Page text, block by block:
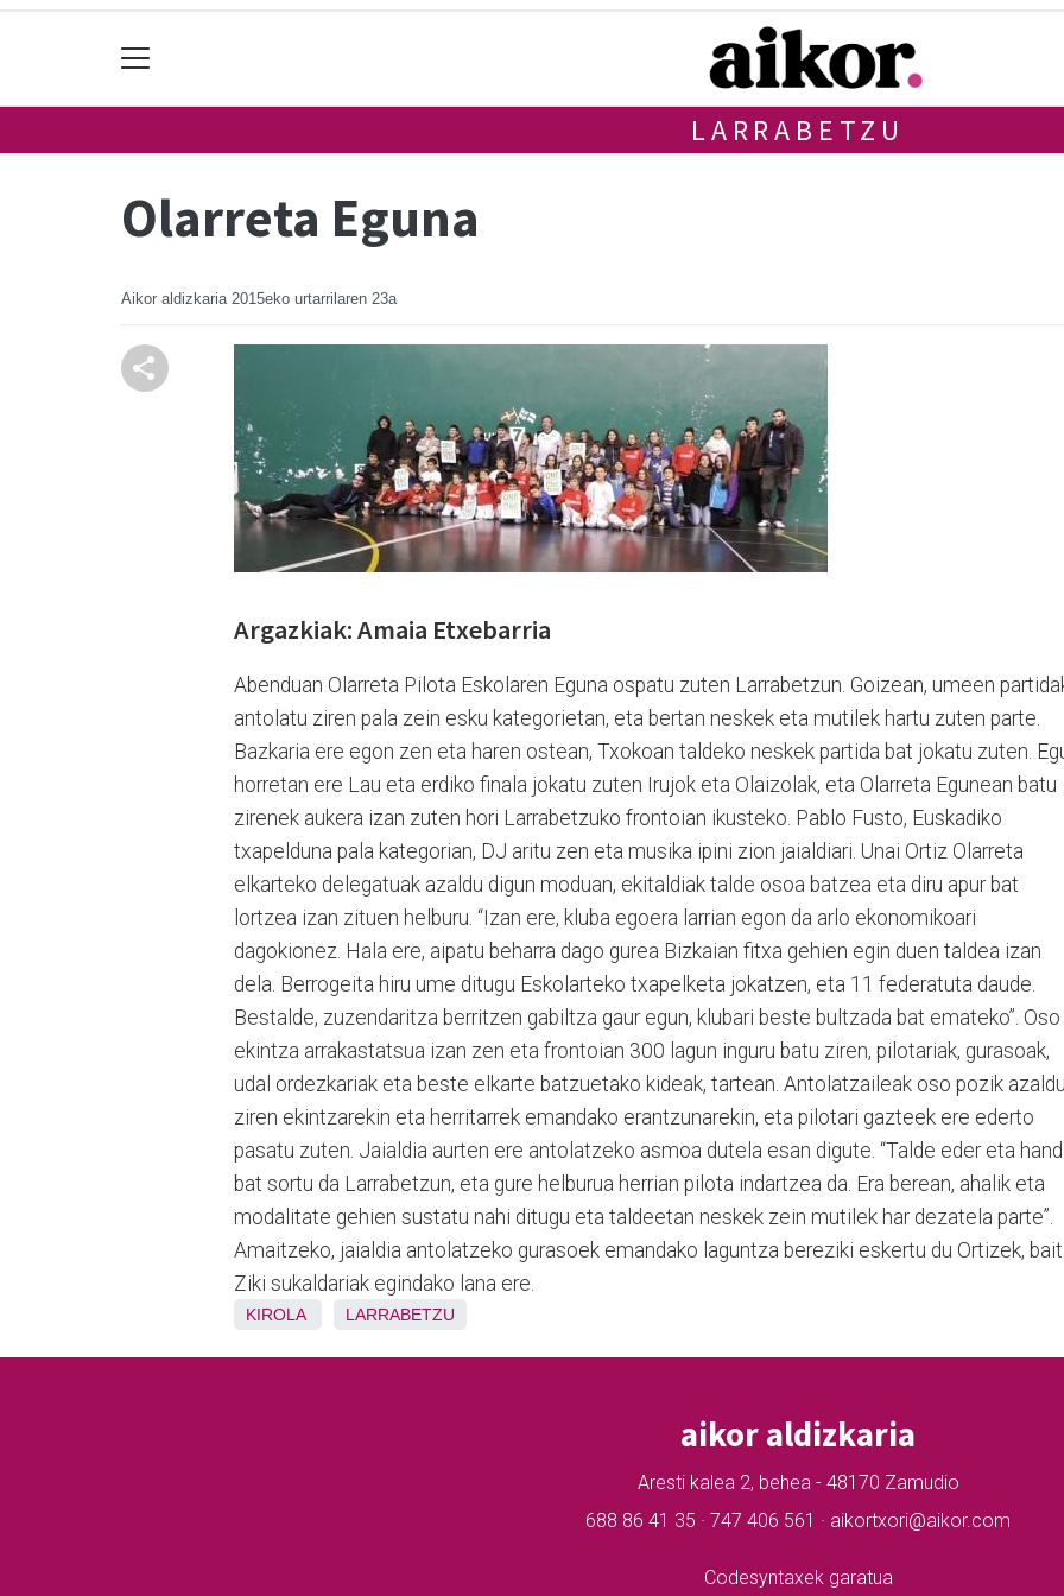
LARRABETZU
Olarreta Eguna
Aikor aldizkaria 2015eko urtarrilaren 23a
Argazkiak: Amaia Etxebarria
Abenduan Olarreta Pilota Eskolaren Eguna ospatu zuten Larrabetzun. Goizean, umeen
antolatu ziren pala zein esku kategorietan, eta bertan neskek eta mutilek hartu zuten parte.
Bazkaria ere egon zen eta haren ostean, Txokoan taldeko neskek partida bat jokatu zuten.
horretan ere Lau eta erdiko finala jokatu zuten Irujok eta Olaizolak, eta Olarreta Egunean batu
zirenek aukera izan zuten hori Larrabetzuko frontoian ikusteko. Pablo Fusto, Euskadiko
txapelduna pala kategorian, DJ aritu zen eta musika ipini zion jaialdiari. Unai Ortiz Olarreta
elkarteko delegatuak azaldu digun moduan, ekitaldiak talde osoa batzea eta diru apur bat
lortzea izan zituen helburu. “Izan ere, kluba egoera larrian egon da arlo ekonomikoari
dagokionez. Hala ere, aipatu beharra dago gurea Bizkaian fitxa gehien egin duen taldea izan
dela. Berrogeita hiru ume ditugu Eskolarteko txapelketa jokatzen, eta 11 federatuta daude.
Bestalde, zuzendaritza berritzen gabiltza gaur egun, klubari beste bultzada bat emateko”. Oso
ekintza arrakastatsua izan zen eta frontoian 300 lagun inguru batu ziren, pilotariak, gurasoak,
udal ordezkariak eta beste elkarte batzuetako kideak, tartean. Antolatzaileak oso pozik
ziren ekintzarekin eta herritarrek emandako erantzunarekin, eta pilotari gazteek ere ederto
pasatu zuten. Jaialdia aurten ere antolatzeko asmoa dutela esan digute. “Talde eder eta
bat sortu da Larrabetzun, eta gure helburua herrian pilota indartzea da. Era berean, ahalik eta
modalitate gehien sustatu nahi ditugu eta taldeetan neskek zein mutilek har dezatela parte”.
Amaitzeko, jaialdia antolatzeko gurasoek emandako laguntza bereziki eskertu du Ortizek,
Ziki sukaldariak egindako lana ere.
KIROLA LARRABETZU
aikor aldizkaria
Aresti kalea 2, behea - 48170 Zamudio
688 86 41 35 · 747 406 561 · aikortxori@aikor.com
Codesyntaxek garatua